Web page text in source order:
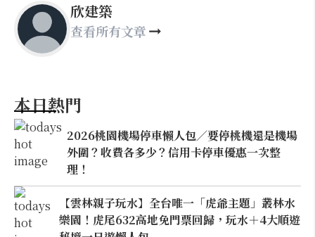
欣建築
查看所有文章
本日熱門
2026桃園機場停車懶人包／要停桃機還是機場
外圍？收費各多少？信用卡停車優惠一次整
理！
【雲林親子玩水】全台唯一「虎爺主題」叢林水
樂園！虎尾632高地免門票回歸，玩水＋4大順遊